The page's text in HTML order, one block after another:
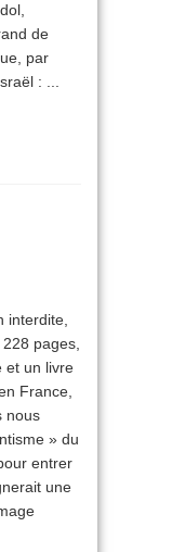
de
par
: ...
interdite,
pages,
et un livre
France,
nous
» du
entrer
une